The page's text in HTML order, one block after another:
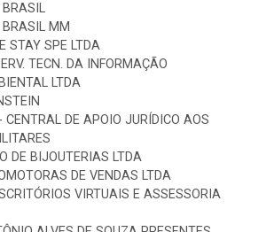
BRASIL
BRASIL MM
STAY SPE LTDA
TECN. DA INFORMAÇÃO
LTDA
CENTRAL DE APOIO JURÍDICO AOS
DE BIJOUTERIAS LTDA
DE VENDAS LTDA
VIRTUAIS E ASSESSORIA